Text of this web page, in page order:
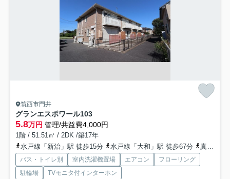
筑西市門井
グランエスポワール103
5.8万円 管理/共益費4,000円
1階 / 51.51㎡ / 2DK /築17年
水戸線「新治」駅 徒歩15分
水戸線「大和」駅 徒歩67分 真岡鉄道「折本」駅 徒歩78分
バス・トイレ別 室内洗濯機置場 エアコン
フローリング
駐輪場
TVモニタ付インターホン